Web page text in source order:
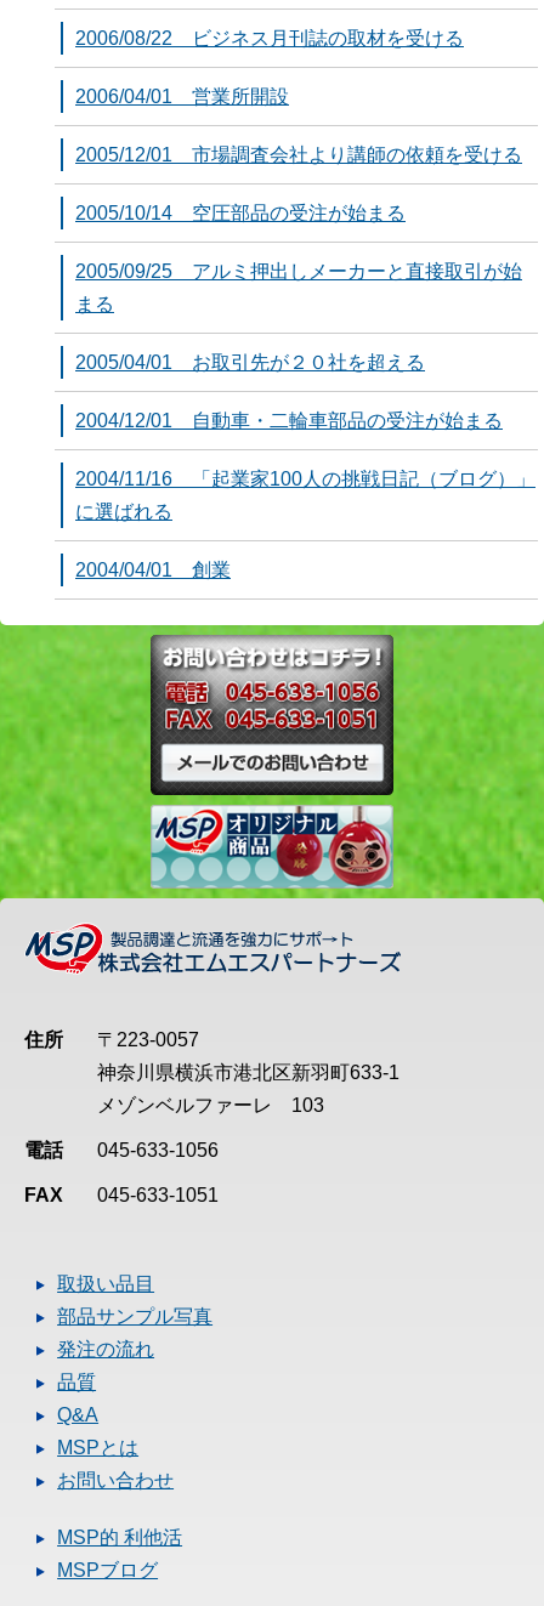
2006/08/22 ビジネス月刊誌の取材を受ける
2006/04/01 営業所開設
2005/12/01 市場調査会社より講師の依頼を受ける
2005/10/14 空圧部品の受注が始まる
2005/09/25 アルミ押出しメーカーと直接取引が始
まる
2005/04/01 お取引先が２０社を超える
2004/12/01 自動車・二輪車部品の受注が始まる
2004/11/16 「起業家100人の挑戦日記（ブログ）」
に選ばれる
2004/04/01 創業
住所
〒223-0057
神奈川県横浜市港北区新羽町633-1
メゾンベルファーレ 103
電話 045-633-1056
FAX 045-633-1051
取扱い品目
部品サンプル写真
発注の流れ
品質
Q&A
MSPとは
お問い合わせ
MSP的 利他活
MSPブログ